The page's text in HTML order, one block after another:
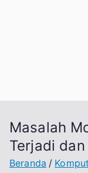
Masalah
Terjadi
Beranda